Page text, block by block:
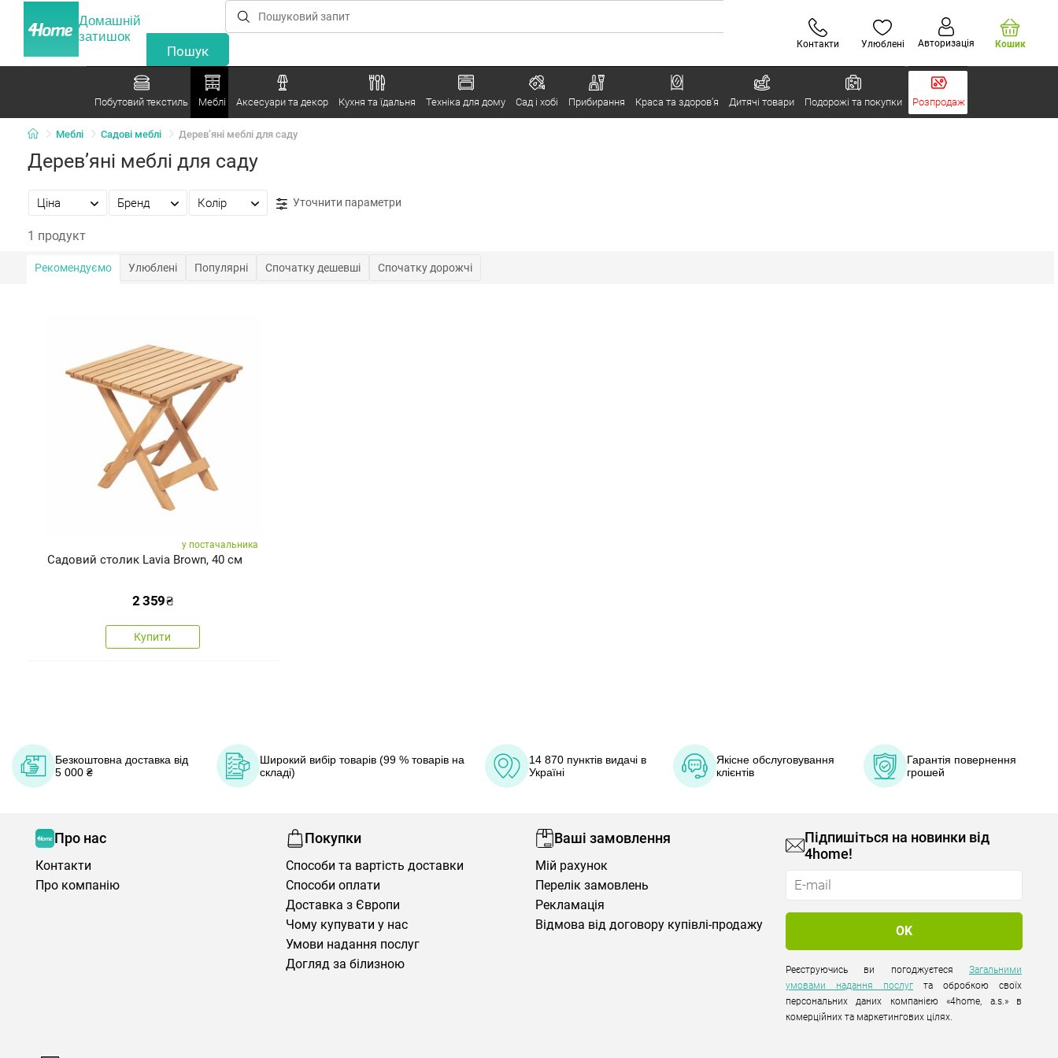
Домашній
затишок
Контакти Улюблені Авторизація Кошик
Побутовий текстиль Меблі Аксесуари та декор Кухня та їдальня Техніка для дому Сад і хобі Прибирання Краса та здоров’я Дитячі товари Подорожі та покупки Розпродаж
Меблі Садові меблі Дерев’яні меблі для саду
Дерев’яні меблі для саду
Ціна Бренд Колір Уточнити параметри
1 продукт
Рекомендуємо Улюблені Популярні Спочатку дешевші Спочатку дорожчі
у постачальника
Садовий столик Lavia Brown, 40 см
2 359₴
Купити
Безкоштовна доставка від
5 000 ₴
Широкий вибір товарів (99 % товарів на
складі)
14 870 пунктів видачі в
Україні
Якісне обслуговування
клієнтів
Гарантія повернення
грошей
Про нас
Контакти
Про компанію
Покупки
Способи та вартість доставки
Способи оплати
Доставка з Європи
Чому купувати у нас
Умови надання послуг
Догляд за білизною
Ваші замовлення
Мій рахунок
Перелік замовлень
Рекламація
Відмова від договору купівлі-продажу
Підпишіться на новинки від
4home!
Реєструючись ви погоджуєтесяЗагальними
умовами надання послуг та обробкою своїх
персональних даних компанією «4home, a.s.» в
комерційних та маркетингових цілях.